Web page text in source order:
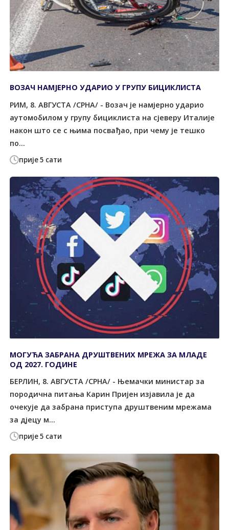
прије 5 сати
ВОЗАЧ НАМЈЕРНО УДАРИО У ГРУПУ БИЦИКЛИСТА
РИМ, 8. АВГУСТА /СРНА/ - Возач је намјерно ударио
аутомобилом у групу бициклиста на сјеверу Италије
након што се с њима посвађао, при чему је тешко
по...
прије 5 сати
МОГУЋА ЗАБРАНА ДРУШТВЕНИХ МРЕЖА ЗА МЛАДЕ
ОД 2027. ГОДИНЕ
БЕРЛИН, 8. АВГУСТА /СРНА/ - Њемачки министар за
породична питања Карин Пријен изјавила је да
очекује да забрана приступа друштвеним мрежама
за дјецу м...